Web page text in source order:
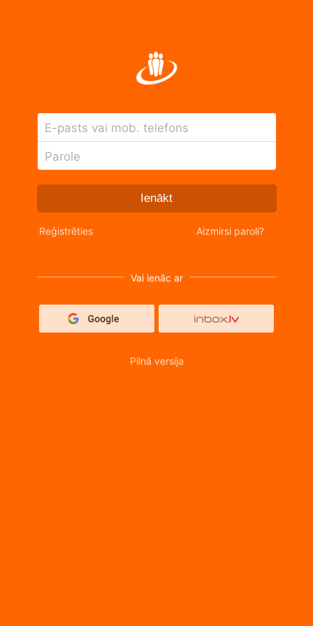
E-pasts vai mob. telefons
Parole
Ienākt
Reģistrēties Aizmirsi paroli?
Vai ienāc ar
Pilnā versija